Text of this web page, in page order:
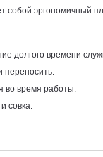
собой эргономичный
долгого времени
переносить.
во время работы.
совка.